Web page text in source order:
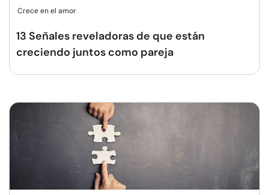
Crece en el amor
13 Señales reveladoras de que están
creciendo juntos como pareja